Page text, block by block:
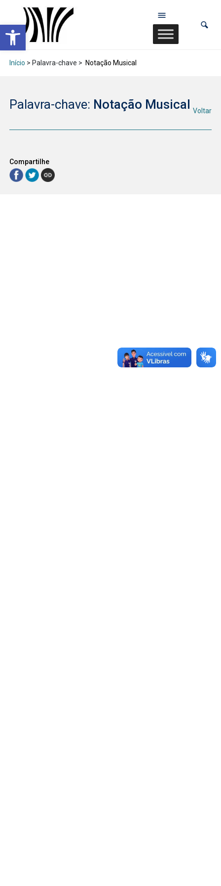
Abrir a barra de ferramentas
Início > Palavra-chave > Notação Musical
Palavra-chave: Notação Musical Voltar
Compartilhe